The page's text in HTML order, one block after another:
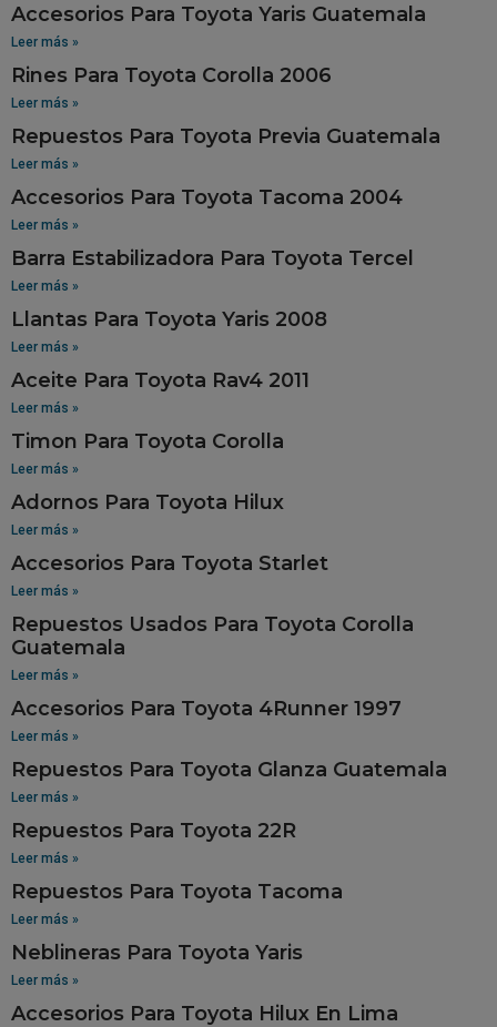
Accesorios Para Toyota Yaris Guatemala
Leer más »
Rines Para Toyota Corolla 2006
Leer más »
Repuestos Para Toyota Previa Guatemala
Leer más »
Accesorios Para Toyota Tacoma 2004
Leer más »
Barra Estabilizadora Para Toyota Tercel
Leer más »
Llantas Para Toyota Yaris 2008
Leer más »
Aceite Para Toyota Rav4 2011
Leer más »
Timon Para Toyota Corolla
Leer más »
Adornos Para Toyota Hilux
Leer más »
Accesorios Para Toyota Starlet
Leer más »
Repuestos Usados Para Toyota Corolla
Guatemala
Leer más »
Accesorios Para Toyota 4Runner 1997
Leer más »
Repuestos Para Toyota Glanza Guatemala
Leer más »
Repuestos Para Toyota 22R
Leer más »
Repuestos Para Toyota Tacoma
Leer más »
Neblineras Para Toyota Yaris
Leer más »
Accesorios Para Toyota Hilux En Lima